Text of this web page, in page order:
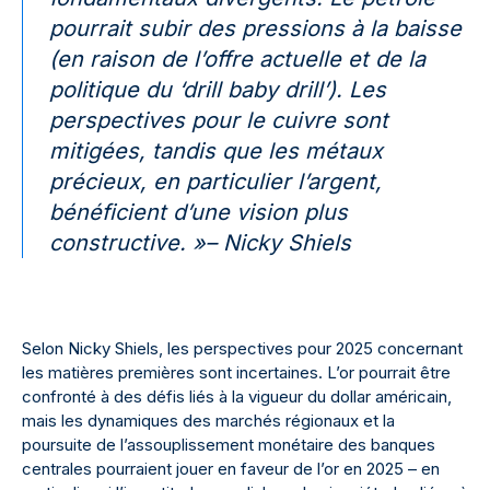
pourrait subir des pressions à la baisse
(en raison de l’offre actuelle et de la
politique du ‘drill baby drill’). Les
perspectives pour le cuivre sont
mitigées, tandis que les métaux
précieux, en particulier l’argent,
bénéficient d’une vision plus
constructive. »– Nicky Shiels
Selon Nicky Shiels, les perspectives pour 2025 concernant
les matières premières sont incertaines. L’or pourrait être
confronté à des défis liés à la vigueur du dollar américain,
mais les dynamiques des marchés régionaux et la
poursuite de l’assouplissement monétaire des banques
centrales pourraient jouer en faveur de l’or en 2025 – en